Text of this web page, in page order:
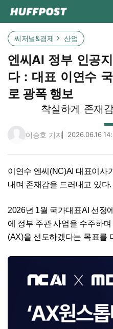
씨저널&경제 산업
엔씨AI 정부 인공
다 : 대표 이연수
로 광폭 행보
착실하게 존재
이승호 기자 2026.06.16
이연수 엔씨(NC)AI 대표이사
내며 존재감을 드러내고 있다.
2026년 1월 국가대표AI 선정
에 정부 주관 사업을 수주하
(AX)을 선도하겠다는 목표를